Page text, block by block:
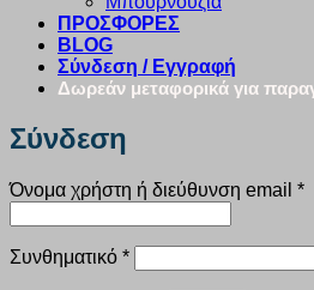
ΠΡΟΣΦΟΡΕΣ
BLOG
Σύνδεση / Εγγραφή
Δωρεάν μεταφορικά για
Σύνδεση
Όνομα χρήστη ή διεύθυνση email *
Συνθηματικό *Απαιτείται